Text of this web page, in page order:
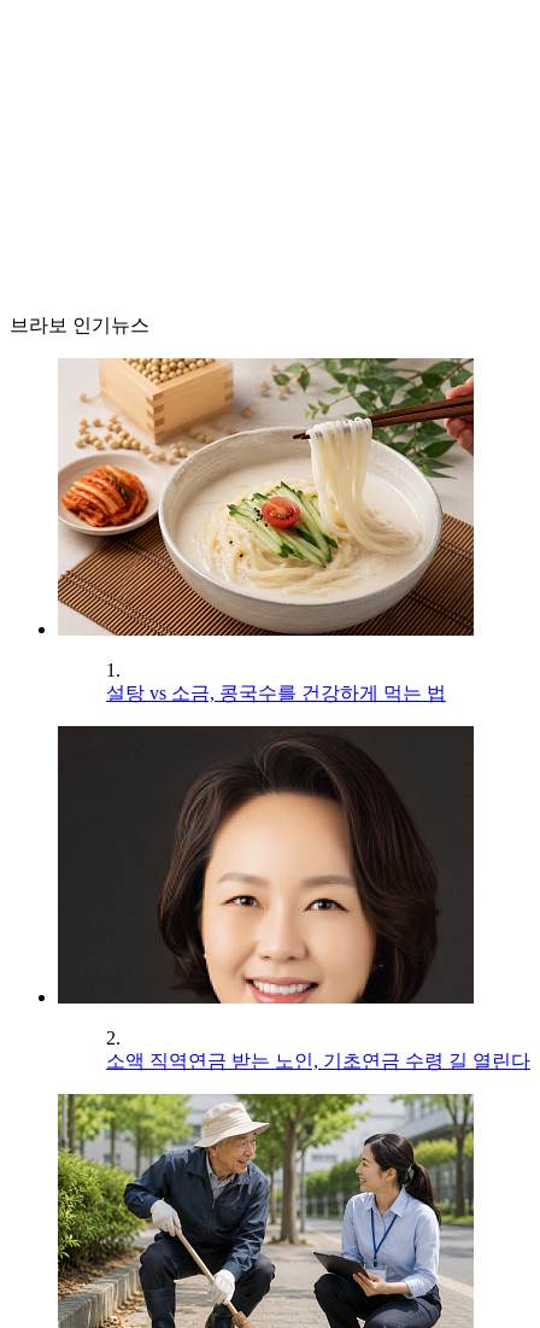
브라보 인기뉴스
1.
설탕 vs 소금, 콩국수를 건강하게 먹는 법
2.
소액 직역연금 받는 노인, 기초연금 수령 길 열린다